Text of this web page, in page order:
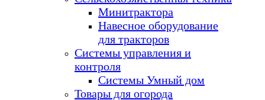
Минитрактора
Навесное оборудование
для тракторов
Системы управления и
контроля
Системы Умный дом
Товары для огорода